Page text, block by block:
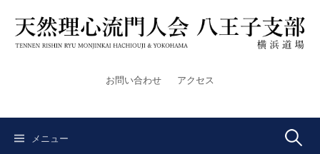
お問い合わせ アクセス
メニュー 検